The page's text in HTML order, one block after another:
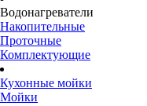
Водонагреватели
Накопительные
Проточные
Комплектующие
Кухонные мойки
Мойки